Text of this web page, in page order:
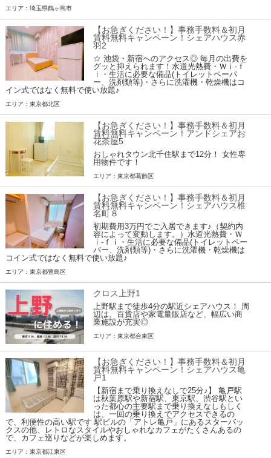
エリア：埼玉県鶴ヶ島市
【お急ぎください！】事務手数料＆初月
賃料無料キャンペーン！シェアハウス赤
羽2
☆ 池袋・新宿へのアクセス◎ 毎月の出費を
グッと抑えられます！水道光熱費・Ｗｉ-ｆ
ｉ・生活に必要な備品(トイレットペーパ
ー、洗剤類等)・さらに洗濯機・乾燥機はコ
イン式ではなく無料で使い放題♪
エリア：東京都北区
【お急ぎください！】事務手数料＆初月
賃料無料キャンペーン！アンドシェアお
花茶屋5
おしゃれタウン北千住駅まで12分！ 女性専
用物件です！
エリア：東京都葛飾区
【お急ぎください！】事務手数料＆初月
賃料無料キャンペーン！シェアハウス椎
名町８
初期費用3万円でご入居できます♪（契約内
容によって変動します。）水道光熱費・Ｗ
ｉ-ｆｉ・生活に必要な備品(トイレットペー
パー、洗剤類等)・さらに洗濯機・乾燥機は
コイン式ではなく無料で使い放題♪
エリア：東京都豊島区
クロス上野1
上野駅まで徒歩4分の駅近シェアハウス！ 周
辺は、百貨店や家電量販店など、幅広い商
業施設が充実◎
エリア：東京都台東区
【お急ぎください！】事務手数料＆初月
賃料無料キャンペーン！シェアハウス亀
戸1
【新宿まで乗り換えなしで25分♪】 亀戸駅
は秋葉原駅や新宿駅、東京駅、渋谷駅とい
った都心の主要駅まで乗り換えなしもしく
は、一回の乗り換えでアクセスできるの
で、利便性の高い駅です 駅ビルの「アトレ亀戸」にあるスターバッ
クスの他、レトロなスタイルやおしゃれなカフェがたくさんあるの
で、カフェ巡りなどが楽しめます。
エリア：東京都江東区